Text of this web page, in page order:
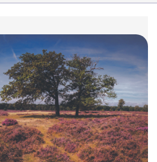
ontdek de